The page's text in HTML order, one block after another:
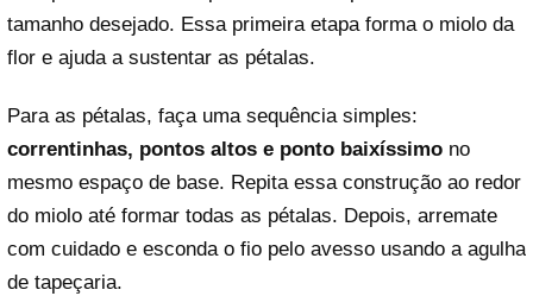
tamanho desejado. Essa primeira etapa forma o miolo da
flor e ajuda a sustentar as pétalas.
Para as pétalas, faça uma sequência simples:
correntinhas, pontos altos e ponto baixíssimo no
mesmo espaço de base. Repita essa construção ao redor
do miolo até formar todas as pétalas. Depois, arremate
com cuidado e esconda o fio pelo avesso usando a agulha
de tapeçaria.